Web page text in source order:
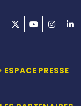
ESPACE PRESSE